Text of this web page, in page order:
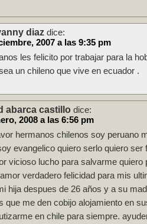
diaz dice:
2007 a las 9:35 pm
les felicito por trabajar para la
un chileno que vive en ecuador .
abarca castillo dice:
2008 a las 6:56 pm
hermanos chilenos soy peruano
evangelico quiero serlo quiero ser
vicioso lucho para salvarme quiero
verdadero felicidad para mis
hija despues de 26 años y a su
que me den cobijo alojamiento en
en chile para siempre.